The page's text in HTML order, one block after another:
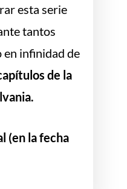
esta serie
tantos
en infinidad de
de la
(en la fecha